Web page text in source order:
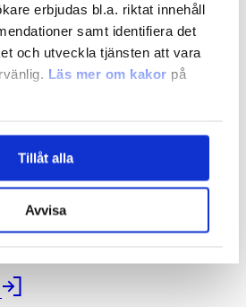
erbjudas bl.a. riktat innehåll
samt identifiera det
och utveckla tjänsten att vara
Läs mer om kakor på
Tillåt alla
Avvisa
– bekanta dig med tjänsterna,
Finland får små och medelstora
rekommendationer om tillväxt- och